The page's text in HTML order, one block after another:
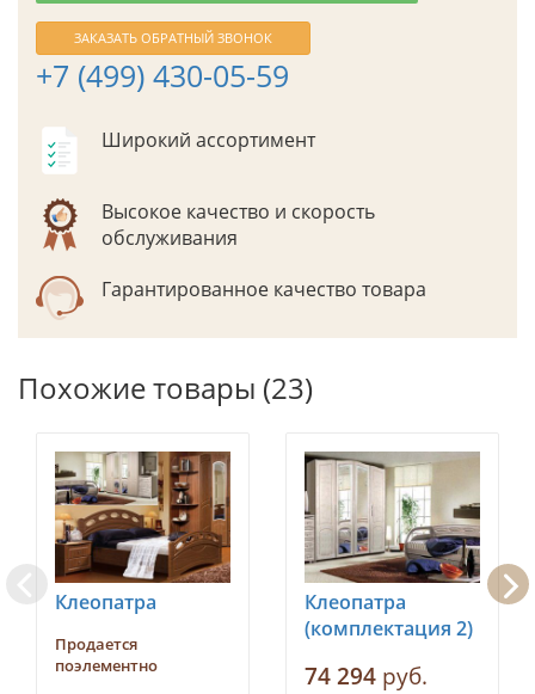
ЗАКАЗАТЬ ОБРАТНЫЙ ЗВОНОК
+7 (499) 430-05-59
Широкий ассортимент
Высокое качество и скорость
обслуживания
Гарантированное качество товара
Похожие товары (23)
Клеопатра
Продается
поэлементно
Клеопатра
(комплектация 2)
74 294 руб.